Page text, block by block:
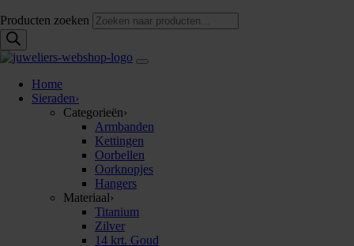
Producten zoeken
Home
Sieraden›
Categorieën›
Armbanden
Kettingen
Oorbellen
Oorknopjes
Hangers
Materiaal›
Titanium
Zilver
14 krt. Goud